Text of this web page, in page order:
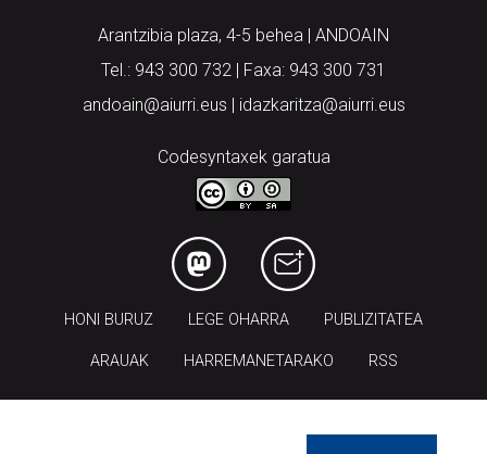
Arantzibia plaza, 4-5 behea | ANDOAIN
Tel.: 943 300 732 | Faxa: 943 300 731
andoain@aiurri.eus | idazkaritza@aiurri.eus
Codesyntaxek garatua
HONI BURUZ LEGE OHARRA PUBLIZITATEA
ARAUAK HARREMANETARAKO RSS